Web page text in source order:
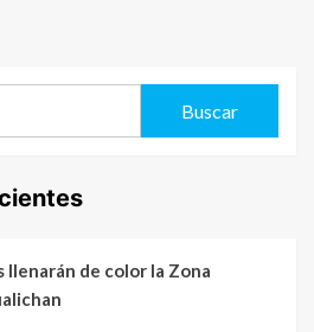
Buscar
llenarán de color la Zona